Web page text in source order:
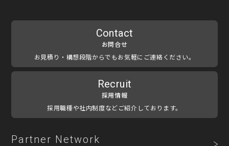
Contact
お問合せ
お見積り・構想段階からでもお気軽にご連絡ください。
Recruit
採用情報
採用職種や社内制度などご紹介しております。
Partner Network